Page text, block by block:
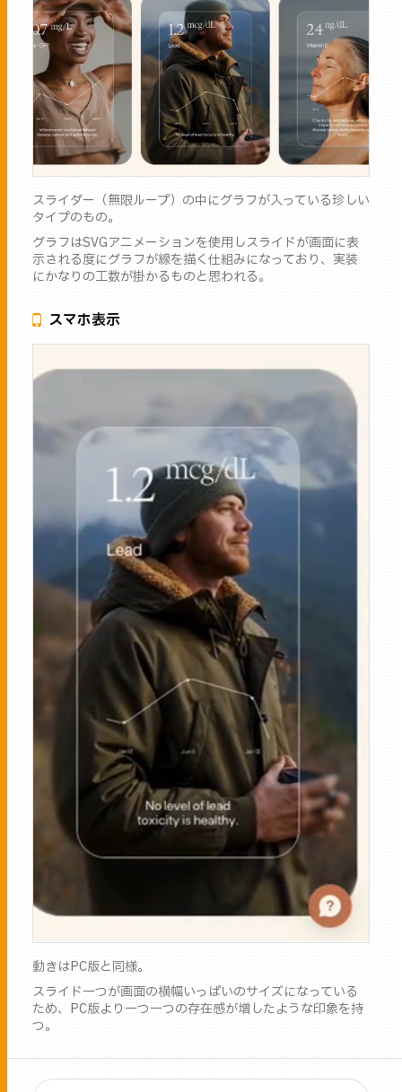
スライダー（無限ループ）の中にグラフが入っている珍しい
タイプのもの。
グラフはSVGアニメーションを使用しスライドが画面に表
示される度にグラフが線を描く仕組みになっており、実装
にかなりの工数が掛かるものと思われる。
スマホ表示
動きはPC版と同様。
スライド一つが画面の横幅いっぱいのサイズになっている
ため、PC版より一つ一つの存在感が増したような印象を持
つ。